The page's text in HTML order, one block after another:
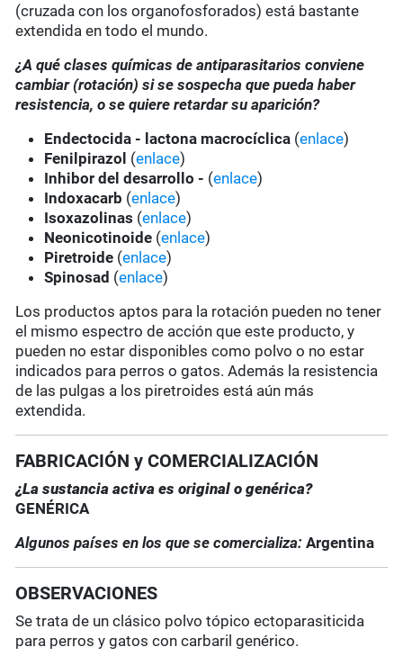
(cruzada con los organofosforados) está bastante
extendida en todo el mundo.
¿A qué clases químicas de antiparasitarios conviene
cambiar (rotación) si se sospecha que pueda haber
resistencia, o se quiere retardar su aparición?
Endectocida - lactona macrocíclica (enlace)
Fenilpirazol (enlace)
Inhibor del desarrollo - (enlace)
Indoxacarb (enlace)
Isoxazolinas (enlace)
Neonicotinoide (enlace)
Piretroide (enlace)
Spinosad (enlace)
Los productos aptos para la rotación pueden no tener
el mismo espectro de acción que este producto, y
pueden no estar disponibles como polvo o no estar
indicados para perros o gatos. Además la resistencia
de las pulgas a los piretroides está aún más
extendida.
FABRICACIÓN y COMERCIALIZACIÓN
¿La sustancia activa es original o genérica?
GENÉRICA
Algunos países en los que se comercializa:Argentina
OBSERVACIONES
Se trata de un clásico polvo tópico ectoparasiticida
para perros y gatos con carbaril genérico.